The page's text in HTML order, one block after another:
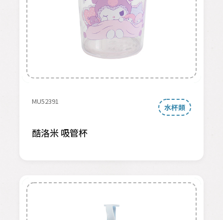
MU52391
水杯類
酷洛米 吸管杯